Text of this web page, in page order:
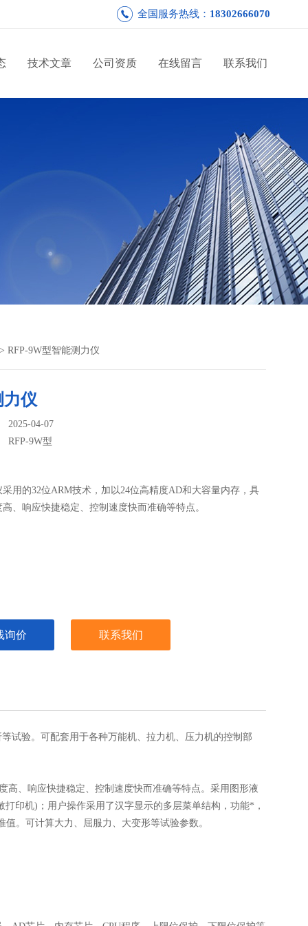
全国服务热线： 18302666070
技术文章 公司资质 在线留言 联系我们
> RFP-9W型智能测力仪
力仪
2025-04-07
RFP-9W型
采用的32位ARM技术，加以24位高精度AD和大容量内存，具
、响应快捷稳定、控制速度快而准确等特点。
询价 联系我们
验。可配套用于各种万能机、拉力机、压力机的控制部
、响应快捷稳定、控制速度快而准确等特点。采用图形液
印机)；用户操作采用了汉字显示的多层菜单结构，功能*，
。可计算大力、屈服力、大变形等试验参数。